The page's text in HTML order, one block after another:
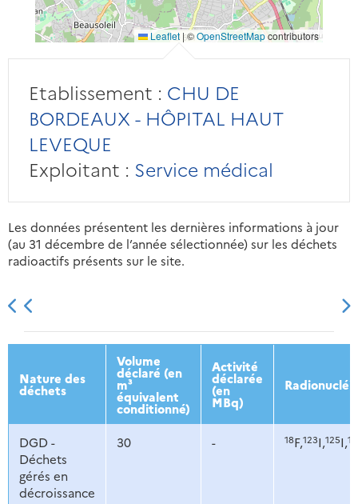
Leaflet |©OpenStreetMapcontributors
Etablissement : CHU DE
BORDEAUX - HÔPITAL HAUT
LEVEQUE
Exploitant : Service médical
Les données présentent les dernières informations à jour
(au 31 décembre de l’année sélectionnée) sur les déchets
radioactifs présents sur le site.
2013 2014 2015 2016
Nature des
déchets
Volume
déclaré (en
m³
équivalent
conditionné)
Activité
déclarée
(en
MBq)
DGD -
Déchets
gérés en
décroissance
30 - 18F,123I,125I,